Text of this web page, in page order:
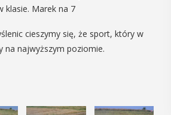
klasie. Marek na 7
cieszymy się, że sport, który w
na najwyższym poziomie.